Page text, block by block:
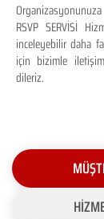
RSVP SERVİSİ
inceleyebilir daha
için bizimle
dileriz.